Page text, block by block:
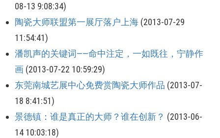
08-13 9:08:34)
陶瓷大师联盟第一展厅落户上海 (2013-07-29
11:54:41)
潘凯声的关键词——命中注定，一如既往，宁静作
画 (2013-07-22 10:59:29)
东莞南城艺展中心免费赏陶瓷大师作品 (2013-07-
18 8:41:51)
景德镇：谁是真正的大师？谁在创新？ (2013-06-
14 10:03:18)